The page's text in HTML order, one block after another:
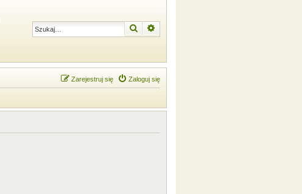
Szukaj
Zaloguj się
Zarejestruj się